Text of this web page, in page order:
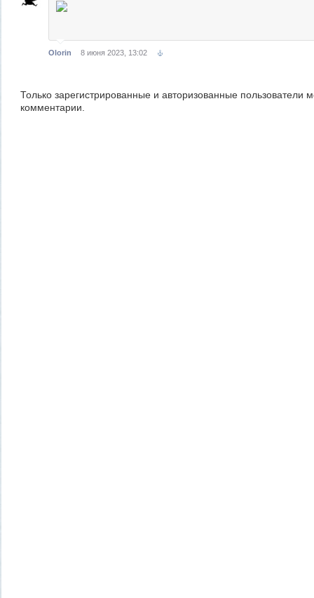
Olorin 8 июня 2023, 13:02
Только зарегистрированные и авторизованные пользователи
комментарии.